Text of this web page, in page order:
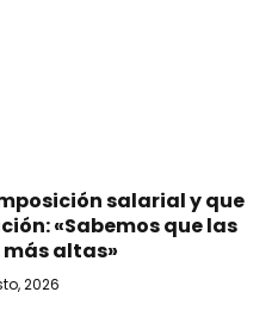
salarial y que
«Sabemos que las
altas»
2026